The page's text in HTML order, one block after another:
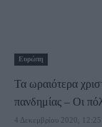
Ευρώπη
Τα ωραιότερα
πανδημίας – Οι
4 Δεκεμβρίου 2020, 12:25